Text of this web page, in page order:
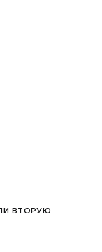
ВТОРУЮ